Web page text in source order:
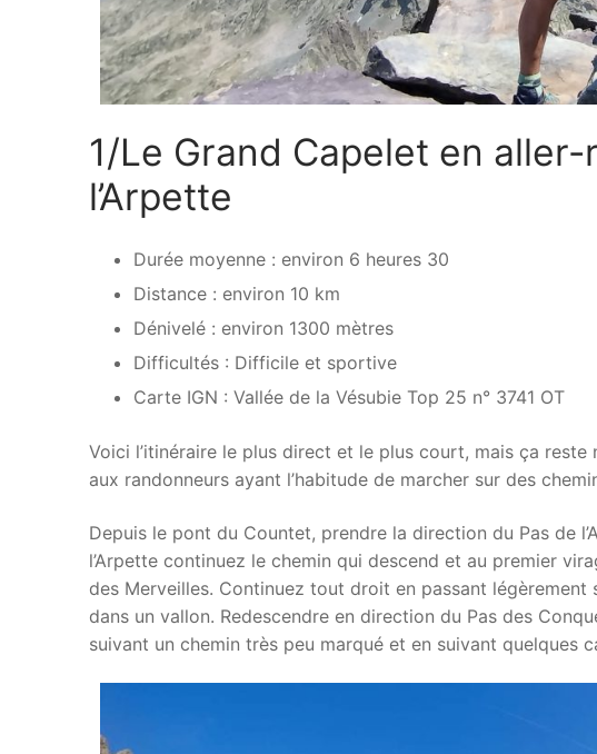
1/Le Grand Capelet en
l’Arpette
Durée moyenne : environ 6 heures 30
Distance : environ 10 km
Dénivelé : environ 1300 mètres
Difficultés : Difficile et sportive
Carte IGN : Vallée de la Vésubie Top 25 n° 3741 OT
Voici l’itinéraire le plus direct et le plus court, mais ça
aux randonneurs ayant l’habitude de marcher sur des
Depuis le pont du Countet, prendre la direction du Pas de
l’Arpette continuez le chemin qui descend et au premier
des Merveilles. Continuez tout droit en passant
dans un vallon. Redescendre en direction du Pas des
suivant un chemin très peu marqué et en suivant quelques